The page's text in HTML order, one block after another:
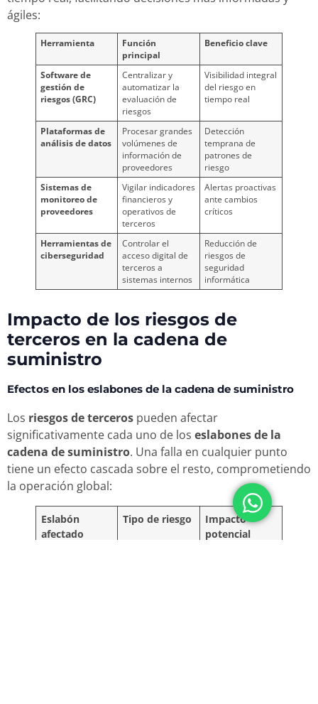
ágiles:
Herramienta
Función
principal
Beneficio clave
Software de
gestión de
riesgos (GRC)
Centralizar y
automatizar la
evaluación de
riesgos
Visibilidad integral
del riesgo en
tiempo real
Plataformas de
análisis de datos
Procesar grandes
volúmenes de
información de
proveedores
Detección
temprana de
patrones de
riesgo
Sistemas de
monitoreo de
proveedores
Vigilar indicadores
financieros y
operativos de
terceros
Alertas proactivas
ante cambios
críticos
Herramientas de
ciberseguridad
Controlar el
acceso digital de
terceros a
sistemas internos
Reducción de
riesgos de
seguridad
informática
Impacto de los riesgos de
terceros en la cadena de
suministro
Efectos en los eslabones de la cadena de suministro
Los riesgos de terceros pueden afectar
significativamente cada uno de los eslabones de la
cadena de suministro. Una falla en cualquier punto
tiene un efecto cascada sobre el resto, comprometiendo
la operación global:
Eslabón
afectado
Tipo de riesgo
Impacto
potencial